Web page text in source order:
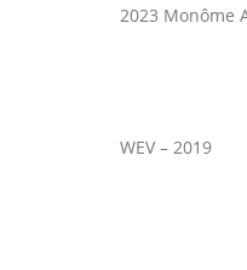
2023 Monôme
WEV – 2019